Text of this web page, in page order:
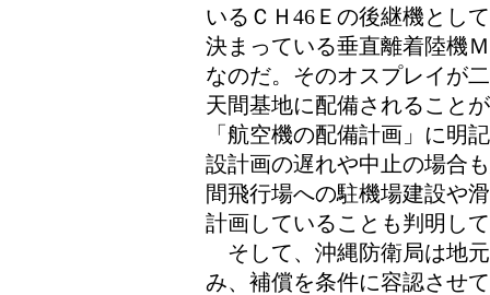
いるＣＨ46Ｅの後継機とし
決まっている垂直離着陸機
なのだ。そのオスプレイが
天間基地に配備されること
「航空機の配備計画」に明
設計画の遅れや中止の場合
間飛行場への駐機場建設や
計画していることも判明し
そして、沖縄防衛局は地
み、補償を条件に容認させ